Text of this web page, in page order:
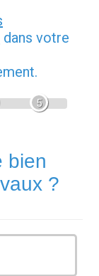
dans votre
5
bien
?